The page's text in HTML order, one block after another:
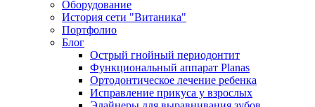
Оборудование
История сети "Витаника"
Портфолио
Блог
Острый гнойный периодонтит
Функциональный аппарат Planas
Ортодонтическое лечение ребенка
Исправление прикуса у взрослых